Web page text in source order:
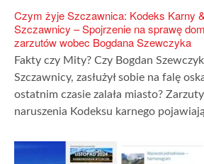
Czym żyje Szczawnica: Kodeks Karny
Szczawnicy – Spojrzenie na sprawę
zarzutów wobec Bogdana Szewczyka
Fakty czy Mity? Czy Bogdan
Szczawnicy, zasłużył sobie na falę
ostatnim czasie zalała miasto?
naruszenia Kodeksu karnego